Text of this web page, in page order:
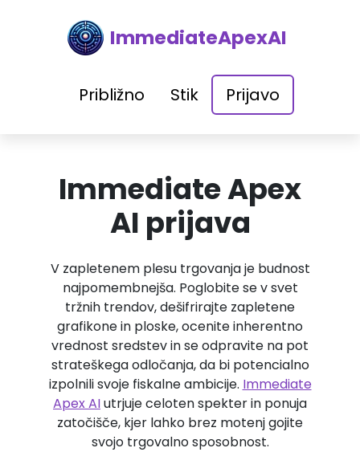
ImmediateApexAI
Približno Stik Prijavo
Immediate Apex
AI prijava
V zapletenem plesu trgovanja je budnost
najpomembnejša. Poglobite se v svet
tržnih trendov, dešifrirajte zapletene
grafikone in ploske, ocenite inherentno
vrednost sredstev in se odpravite na pot
strateškega odločanja, da bi potencialno
izpolnili svoje fiskalne ambicije. Immediate
Apex AIutrjuje celoten spekter in ponuja
zatočišče, kjer lahko brez motenj gojite
svojo trgovalno sposobnost.